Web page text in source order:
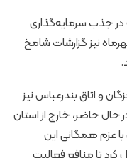
در جذب سرمایه‌گذاری
نیز گزارشات شامخ
و اتاق بندرعباس نیز
در حال حاضر، خارج از استان
عزم همگانی این